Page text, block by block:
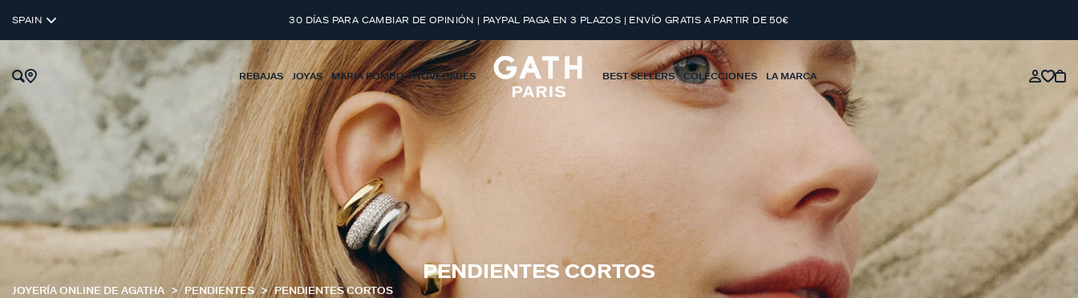
SPAIN 30 DÍAS PARA CAMBIAR DE OPINIÓN | PAYPAL PAGA EN 3 PLAZOS | ENVÍO GRATIS A PARTIR DE 50€
REBAJAS JOYAS MARIA POMBO NOVEDADES BEST SELLERS COLECCIONES LA MARCA
PENDIENTES CORTOS
JOYERÍA ONLINE DE AGATHA PENDIENTES PENDIENTES CORTOS